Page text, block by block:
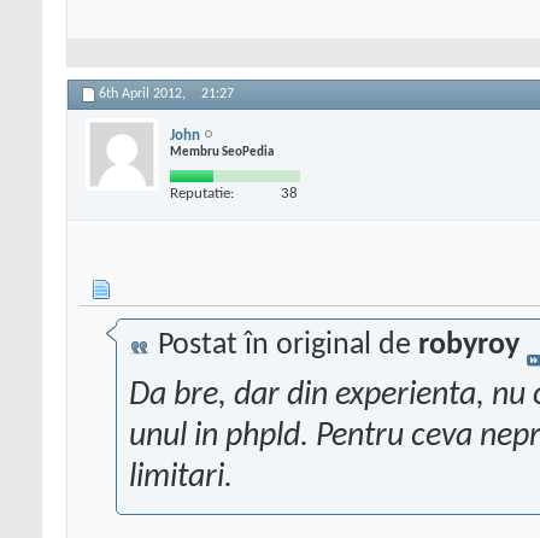
6th April 2012, 21:27
John
Membru SeoPedia
Reputatie: 38
Postat în original de robyroy
Da bre, dar din experienta, nu
unul in phpld. Pentru ceva
limitari.